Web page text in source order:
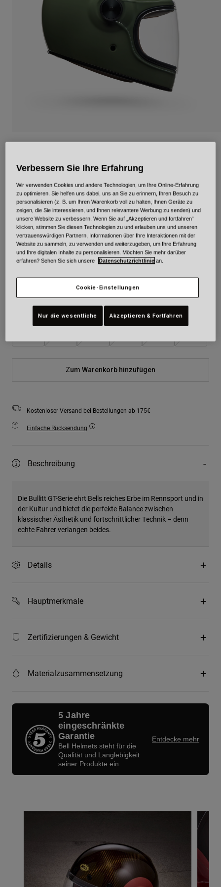
Adventure
Retro
BMX
Ersatzteile
Artikelnr.35212
Price reduced from
€ 479,99to € 383,99 20% OFF
Farben -Vintage Olive
ausgewählt
Zum Warenkorb hinzufügen
Kostenloser Versand bei Bestellungen ab 175€
Einfache Rücksendung
Beschreibung
Die Bullitt GT-Serie ehrt Bells reiches Erbe im Rennsport und in
der Kultur und bietet die perfekte Balance zwischen
klassischer Ästhetik und fortschrittlicher Technik – denn
echte Fahrer verlangen beides.
Details
Hauptmerkmale
Zertifizierungen & Gewicht
Materialzusammensetzung
5 Jahre
eingeschränkte
Garantie
Bell Helmets steht für die
Qualität und Langlebigkeit
seiner Produkte ein.
Entdecke mehr
Verbessern Sie Ihre Erfahrung
Wir verwenden Cookies und andere Technologien, um Ihre Online-Erfahrung
zu optimieren. Sie helfen uns dabei, uns an Sie zu erinnern, Ihren Besuch zu
personalisieren (z. B. um Ihren Warenkorb voll zu halten, Ihnen Geräte zu
zeigen, die Sie interessieren, und Ihnen relevantere Werbung zu senden) und
unsere Website zu verbessern. Wenn Sie auf „Akzeptieren und fortfahren“
klicken, stimmen Sie diesen Technologien zu und erlauben uns und unseren
vertrauenswürdigen Partnern, Informationen über Ihre Interaktionen mit der
Website zu sammeln, zu verwenden und weiterzugeben, um Ihre Erfahrung
und Ihre digitalen Inhalte zu personalisieren. Möchten Sie mehr darüber
erfahren? Sehen Sie sich unsere
Datenschutzrichtlinie an.
Cookie-Einstellungen
Nur die wesentliche Akzeptieren & Fortfahren